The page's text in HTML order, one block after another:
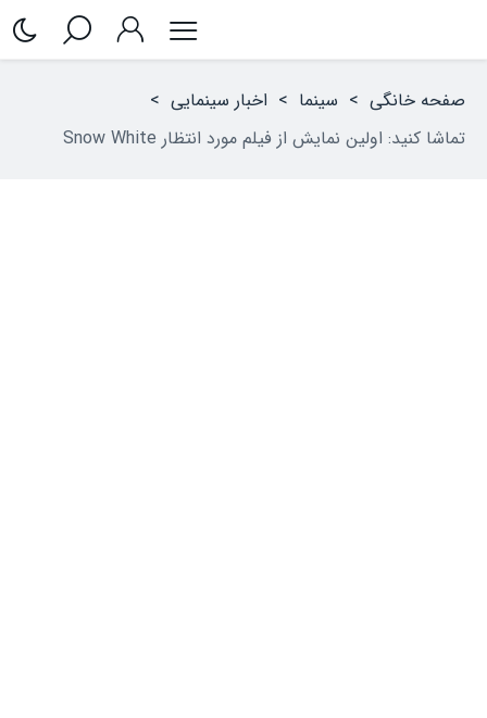
صفحه خانگی > سینما > اخبار سینمایی >
تماشا کنید: اولین نمایش از فیلم مورد انتظار Snow White